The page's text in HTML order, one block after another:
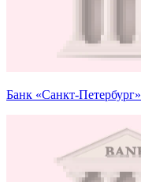
Банк «Санкт-Петербург»